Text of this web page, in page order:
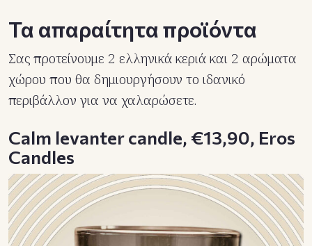
Τα απαραίτητα προϊόντα
Σας προτείνουμε 2 ελληνικά κεριά και 2 αρώματα
χώρου που θα δημιουργήσουν το ιδανικό
περιβάλλον για να χαλαρώσετε.
Calm levanter candle, €13,90, Eros
Candles